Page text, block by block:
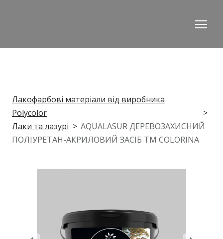
Лакофарбові матеріали від виробника
Polycolor
Лаки та лазурі
AQUALASUR ДЕРЕВОЗАХИСНИЙ
ПОЛІУРЕТАН-АКРИЛОВИЙ ЗАСІБ ТМ COLORINA